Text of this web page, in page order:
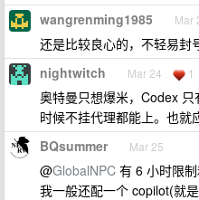
wangrenming1985 Mar
还是比较良心的，不轻易封
nightwitch Mar 24 1
奥特曼只想爆米，Codex
时候不挂代理都能上。也就
BQsummer Mar 25
@GlobalNPC 有 6 小时限
我一般还配一个 copilot(就